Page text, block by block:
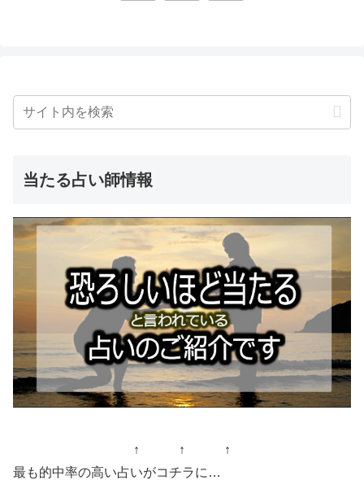
当たる占い師情報
↑ ↑ ↑
最も的中率の高い占いがコチラに…